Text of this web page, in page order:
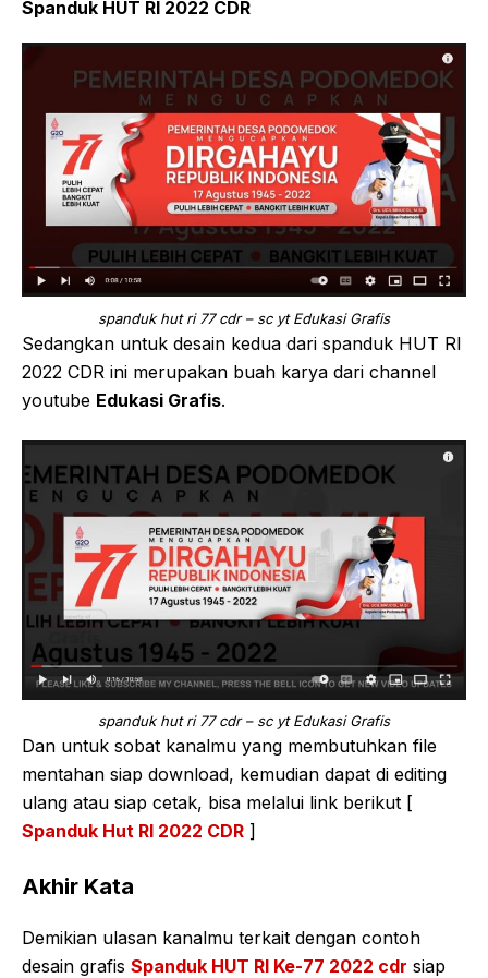
Spanduk HUT RI 2022 CDR
spanduk hut ri 77 cdr – sc yt Edukasi Grafis
Sedangkan untuk desain kedua dari spanduk HUT RI
2022 CDR ini merupakan buah karya dari channel
youtube Edukasi Grafis.
spanduk hut ri 77 cdr – sc yt Edukasi Grafis
Dan untuk sobat kanalmu yang membutuhkan file
mentahan siap download, kemudian dapat di editing
ulang atau siap cetak, bisa melalui link berikut [
Spanduk Hut RI 2022 CDR ]
Akhir Kata
Demikian ulasan kanalmu terkait dengan contoh
desain grafis Spanduk HUT RI Ke-77 2022 cdr siap